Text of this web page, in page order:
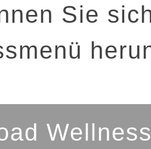
Sie